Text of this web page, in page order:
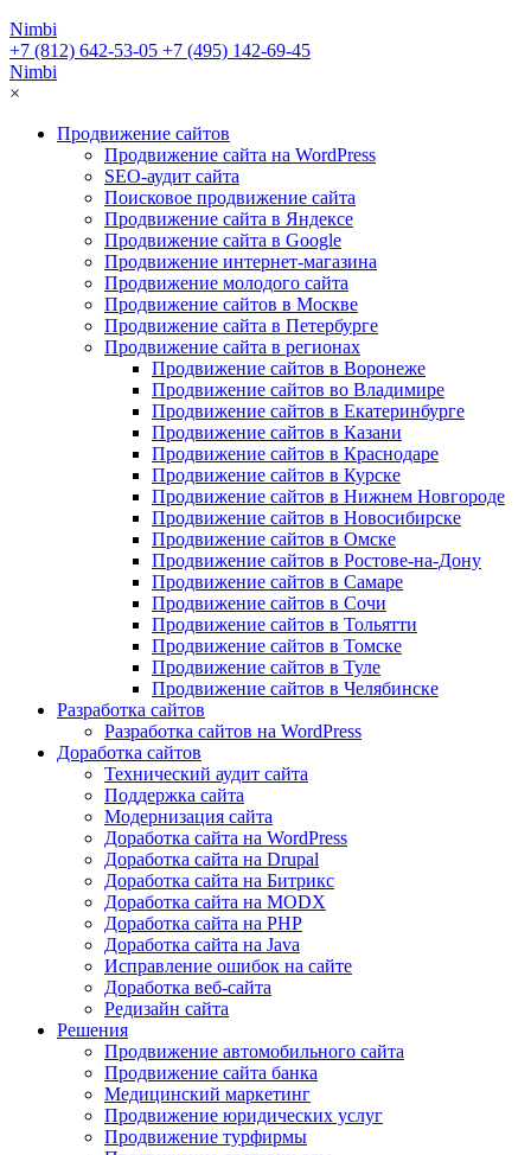
Nimbi
+7 (812) 642-53-05 +7 (495) 142-69-45
Nimbi
×
Продвижение сайтов
Продвижение сайта на WordPress
SEO-аудит сайта
Поисковое продвижение сайта
Продвижение сайта в Яндексе
Продвижение сайта в Google
Продвижение интернет-магазина
Продвижение молодого сайта
Продвижение сайтов в Москве
Продвижение сайта в Петербурге
Продвижение сайта в регионах
Продвижение сайтов в Воронеже
Продвижение сайтов во Владимире
Продвижение сайтов в Екатеринбурге
Продвижение сайтов в Казани
Продвижение сайтов в Краснодаре
Продвижение сайтов в Курске
Продвижение сайтов в Нижнем Новгороде
Продвижение сайтов в Новосибирске
Продвижение сайтов в Омске
Продвижение сайтов в Ростове-на-Дону
Продвижение сайтов в Самаре
Продвижение сайтов в Сочи
Продвижение сайтов в Тольятти
Продвижение сайтов в Томске
Продвижение сайтов в Туле
Продвижение сайтов в Челябинске
Разработка сайтов
Разработка сайтов на WordPress
Доработка сайтов
Технический аудит сайта
Поддержка сайта
Модернизация сайта
Доработка сайта на WordPress
Доработка сайта на Drupal
Доработка сайта на Битрикс
Доработка сайта на MODX
Доработка сайта на PHP
Доработка сайта на Java
Исправление ошибок на сайте
Доработка веб-сайта
Редизайн сайта
Решения
Продвижение автомобильного сайта
Продвижение сайта банка
Медицинский маркетинг
Продвижение юридических услуг
Продвижение турфирмы